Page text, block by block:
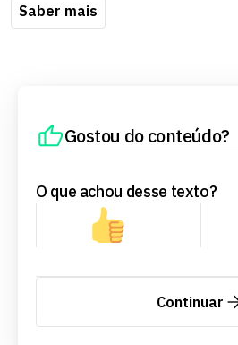
Saber mais
Gostou do conteúdo?
O que achou desse texto?
Continuar